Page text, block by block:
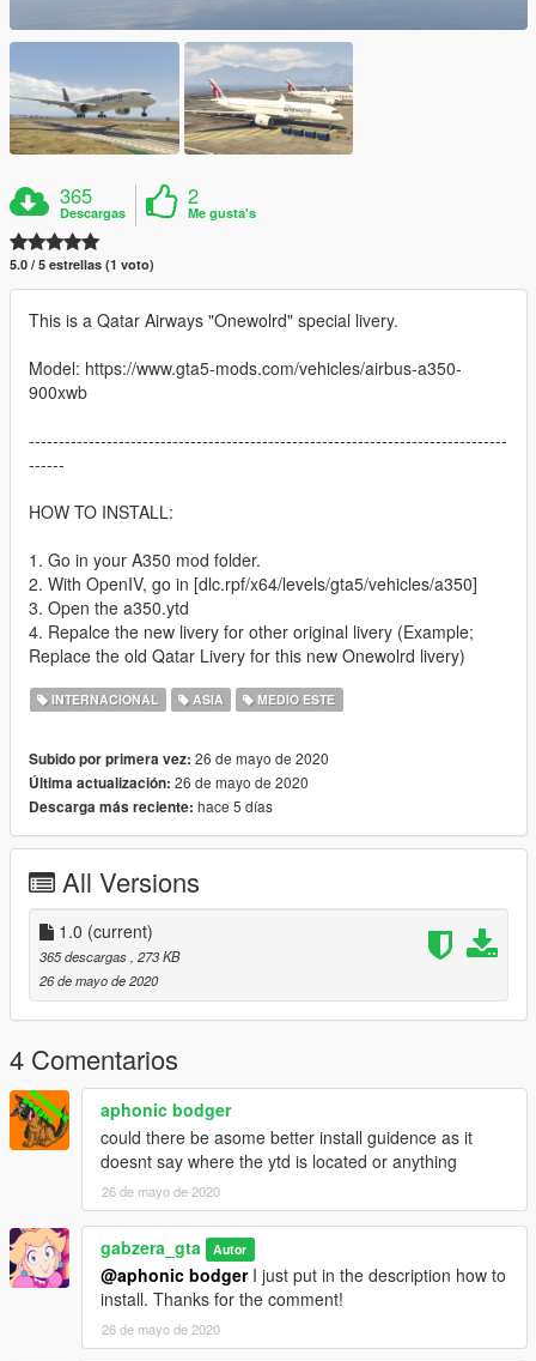
365
Descargas
2
Me gusta's
5.0 / 5 estrellas (1 voto)
This is a Qatar Airways "Onewolrd" special livery.
Model: https://www.gta5-mods.com/vehicles/airbus-a350-
900xwb
--------------------------------------------------------------------------------
------
HOW TO INSTALL:
1. Go in your A350 mod folder.
2. With OpenIV, go in [dlc.rpf/x64/levels/gta5/vehicles/a350]
3. Open the a350.ytd
4. Repalce the new livery for other original livery (Example;
Replace the old Qatar Livery for this new Onewolrd livery)
INTERNACIONAL ASIA MEDIO ESTE
Subido por primera vez: 26 de mayo de 2020
Última actualización: 26 de mayo de 2020
Descarga más reciente: hace 5 días
All Versions
1.0 (current)
365 descargas , 273 KB
26 de mayo de 2020
4 Comentarios
aphonic bodger
could there be asome better install guidence as it
doesnt say where the ytd is located or anything
26 de mayo de 2020
gabzera_gta Autor
@aphonic bodgerI just put in the description how to
install. Thanks for the comment!
26 de mayo de 2020